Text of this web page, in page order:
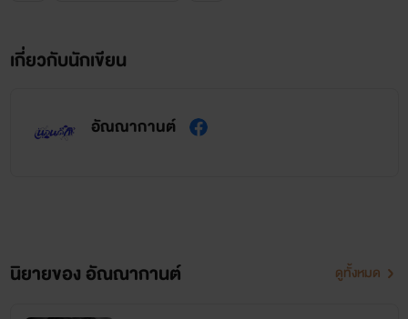
เกี่ยวกับนักเขียน
อัณณากานต์
นิยายของ อัณณากานต์ ดูทั้งหมด